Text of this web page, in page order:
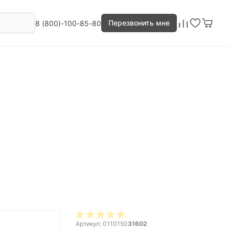
8 (800)-100-85-80 Перезвонить мне
Артикул: 011015031602